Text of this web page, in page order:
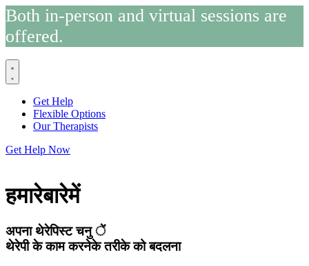
Both in-person and virtual sessions are
offered.
Get Help
Flexible Options
Our Therapists
Get Help Now
हमारेबारेमें
अपना थेरेपिस्ट चनु ें
थेरेपी के काम करनेके तरीके को बदलना